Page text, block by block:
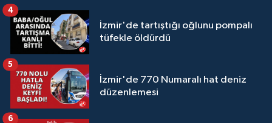
İzmir'de tartıştığı oğlunu pompalı
tüfekle öldürdü
4
İzmir'de 770 Numaralı hat deniz
düzenlemesi
5
6